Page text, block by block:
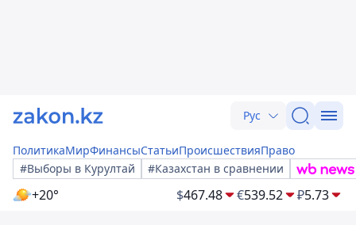
Рус
ПолитикаМирФинансыСтатьиПроисшествияПраво
#Выборы в Курултай
#Казахстан в сравнении
+20° $467.48 €539.52 ₽5.73